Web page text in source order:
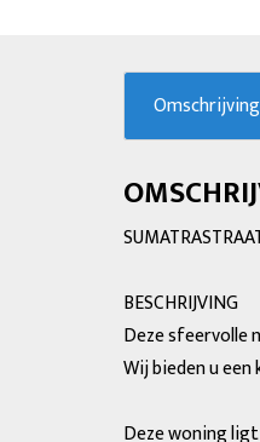
Omschrijving
BESCHRIJVING
Deze sfeervolle
Wij bieden u
Deze woning